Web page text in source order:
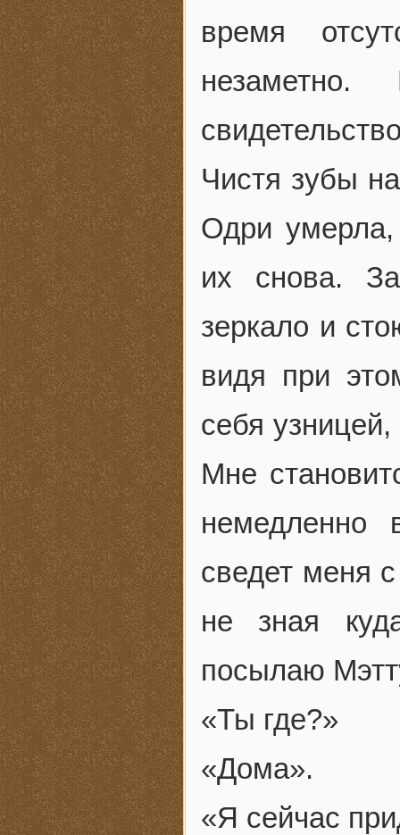
время
Чистя зубы
Одри умерла,
их снова.
зеркало и
видя при
себя узницей,
Мне
немедленно
сведет меня
не зная
посылаю
«Ты где?»
«Дома».
«Я сейчас